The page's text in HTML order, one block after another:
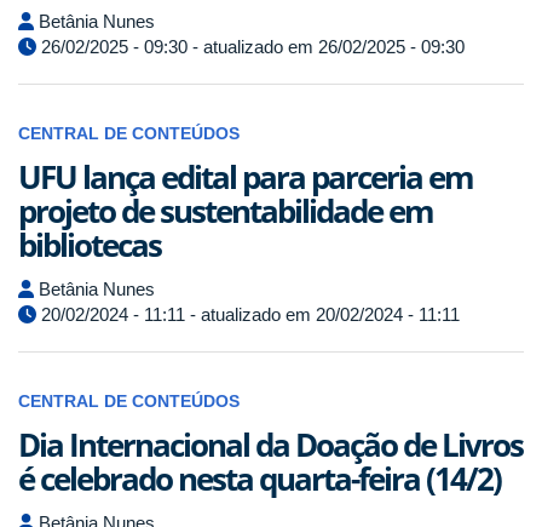
Betânia Nunes
26/02/2025 - 09:30 - atualizado em 26/02/2025 - 09:30
CENTRAL DE CONTEÚDOS
UFU lança edital para parceria em
projeto de sustentabilidade em
bibliotecas
Betânia Nunes
20/02/2024 - 11:11 - atualizado em 20/02/2024 - 11:11
CENTRAL DE CONTEÚDOS
Dia Internacional da Doação de Livros
é celebrado nesta quarta-feira (14/2)
Betânia Nunes